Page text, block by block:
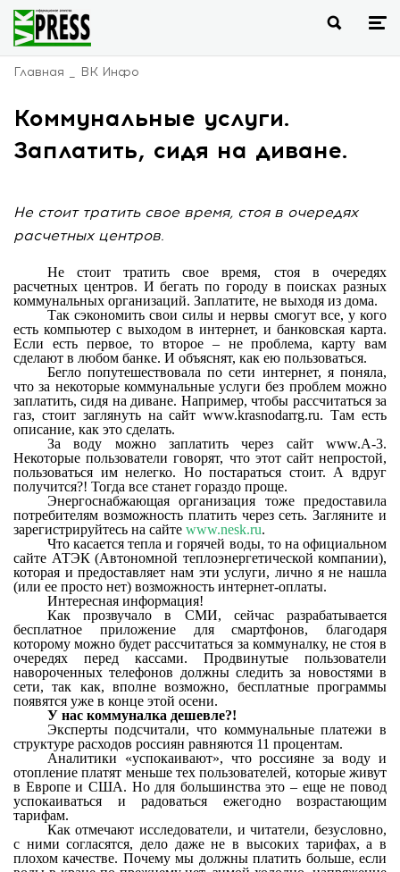
Главная ВК Инфо
Коммунальные услуги.
Заплатить, сидя на диване.
Не стоит тратить свое время, стоя в очередях
расчетных центров.
Не стоит тратить свое время, стоя в очередях
расчетных центров. И бегать по городу в поисках разных
коммунальных организаций. Заплатите, не выходя из дома.
Так сэкономить свои силы и нервы смогут все, у кого
есть компьютер с выходом в интернет, и банковская карта.
Если есть первое, то второе – не проблема, карту вам
сделают в любом банке. И объяснят, как ею пользоваться.
Бегло попутешествовала по сети интернет, я поняла,
что за некоторые коммунальные услуги без проблем можно
заплатить, сидя на диване. Например, чтобы рассчитаться за
газ, стоит заглянуть на сайт www.krasnodarrg.ru. Там есть
описание, как это сделать.
За воду можно заплатить через сайт www.A-3.
Некоторые пользователи говорят, что этот сайт непростой,
пользоваться им нелегко. Но постараться стоит. А вдруг
получится?! Тогда все станет гораздо проще.
Энергоснабжающая организация тоже предоставила
потребителям возможность платить через сеть. Загляните и
зарегистрируйтесь на сайте www.nesk.ru.
Что касается тепла и горячей воды, то на официальном
сайте АТЭК (Автономной теплоэнергетической компании),
которая и предоставляет нам эти услуги, лично я не нашла
(или ее просто нет) возможность интернет-оплаты.
Интересная информация!
Как прозвучало в СМИ, сейчас разрабатывается
бесплатное приложение для смартфонов, благодаря
которому можно будет рассчитаться за коммуналку, не стоя в
очередях перед кассами. Продвинутые пользователи
навороченных телефонов должны следить за новостями в
сети, так как, вполне возможно, бесплатные программы
появятся уже в конце этой осени.
У нас коммуналка дешевле?!
Эксперты подсчитали, что коммунальные платежи в
структуре расходов россиян равняются 11 процентам.
Аналитики «успокаивают», что россияне за воду и
отопление платят меньше тех пользователей, которые живут
в Европе и США. Но для большинства это – еще не повод
успокаиваться и радоваться ежегодно возрастающим
тарифам.
Как отмечают исследователи, и читатели, безусловно,
с ними согласятся, дело даже не в высоких тарифах, а в
плохом качестве. Почему мы должны платить больше, если